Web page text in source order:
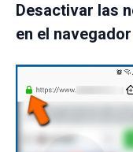
Desactivar las
en el